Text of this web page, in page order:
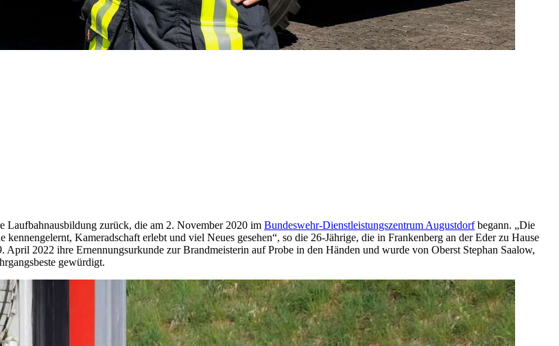
Laufbahnausbildung zurück, die am 2. November 2020 im Bundeswehr-Dienstleistungszentrum Augustdorfbegann. „Die
Kameradschaft erlebt und viel Neues gesehen“, so die 26-Jährige, die in Frankenberg an der Eder zu Hause
2022 ihre Ernennungsurkunde zur Brandmeisterin auf Probe in den Händen und wurde von Oberst Stephan Saalow,
gewürdigt.